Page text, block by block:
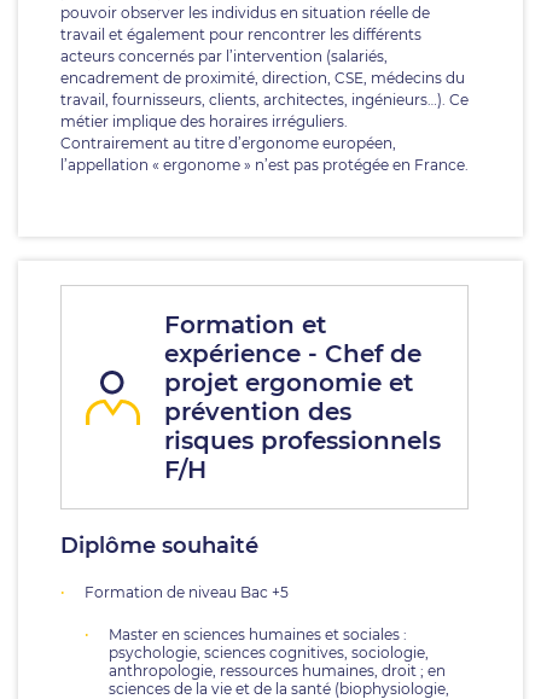
pouvoir observer les individus en situation réelle de
travail et également pour rencontrer les différents
acteurs concernés par l’intervention (salariés,
encadrement de proximité, direction, CSE, médecins du
travail, fournisseurs, clients, architectes, ingénieurs…). Ce
métier implique des horaires irréguliers.
Contrairement au titre d’ergonome européen,
l’appellation « ergonome » n’est pas protégée en France.
Formation et
expérience - Chef de
projet ergonomie et
prévention des
risques professionnels
F/H
Diplôme souhaité
Formation de niveau Bac +5
Master en sciences humaines et sociales :
psychologie, sciences cognitives, sociologie,
anthropologie, ressources humaines, droit ; en
sciences de la vie et de la santé (biophysiologie,